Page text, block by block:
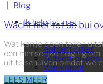
Ik help jou met
Authenticiteit
Zelfvertrouwen
Veerkracht
Blog
Wacht niet tot de bui
Wat kan je doen tegen
een menselijke neiging
uit te schuiven omdat we
LEES MEER